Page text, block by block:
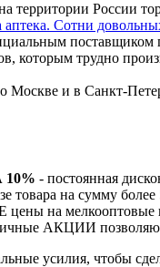
России
Сотни
которым трудно
Москве и в Санкт-
- постоянная
товара на сумму
на мелкооптовые
АКЦИИ
усилия, чтобы